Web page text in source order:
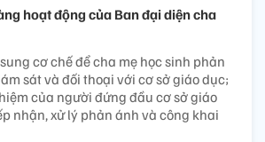
hoạt động của Ban đại diện cha
cơ chế để cha mẹ học sinh phản
sát và đối thoại với cơ sở giáo dục;
của người đứng đầu cơ sở giáo
nhận, xử lý phản ánh và công khai